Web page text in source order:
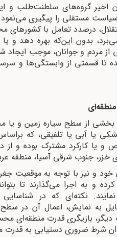
اخیر گروه‌های سلطنت‌طلب و
سیاست مستقلی را پیگیری
درصدد تعامل با کشورهای
بدون این‌که بهره دهد و یا
از مردم و جوانان، موجب
تا قسمتی از وابستگی‌ها و
بخشی از سطح سیاره زمین و یا
یا آبی یا تلفیقی، که
کارکرد مشترک بوده و از
خزر، جنوب شرقی آسیا، منطقه
و نیز با توجه به موقعیت
و به اجرا می‌گذارند تا
نکته‌ای که در
به نمایش، اعمال آن در
بازیگری قدرت منطقه‌ای
شرط ضروری دستیابی به قدرت